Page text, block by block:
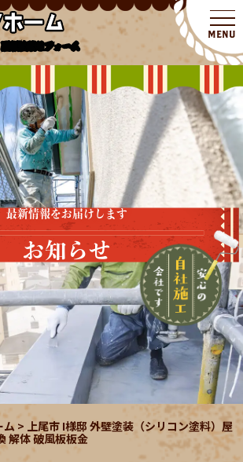
根塗装リフォーム
最新情報をお届けします
お知らせ
ム > 上尾市 I様邸 外壁塗装（シリコン塗料）屋
解体 破風板板金